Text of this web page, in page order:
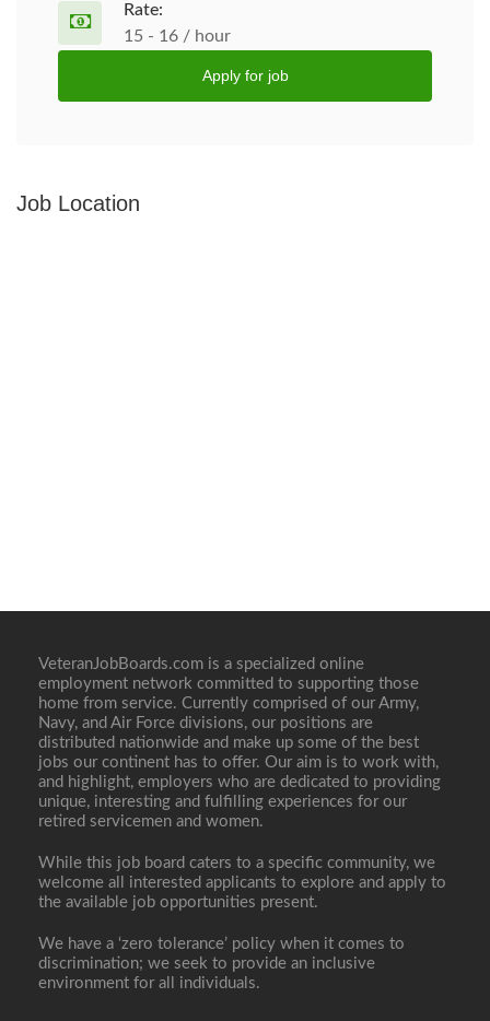
Rate:
15 - 16 / hour
Apply for job
Job Location
VeteranJobBoards.com is a specialized online
employment network committed to supporting those
home from service. Currently comprised of our Army,
Navy, and Air Force divisions, our positions are
distributed nationwide and make up some of the best
jobs our continent has to offer. Our aim is to work with,
and highlight, employers who are dedicated to providing
unique, interesting and fulfilling experiences for our
retired servicemen and women.
While this job board caters to a specific community, we
welcome all interested applicants to explore and apply to
the available job opportunities present.
We have a ‘zero tolerance’ policy when it comes to
discrimination; we seek to provide an inclusive
environment for all individuals.